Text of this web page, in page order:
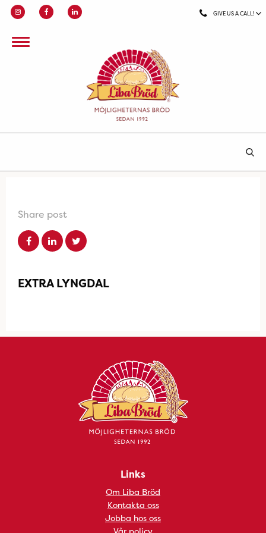
GIVE US A CALL!
Share post
EXTRA LYNGDAL
Links
Om Liba Bröd
Kontakta oss
Jobba hos oss